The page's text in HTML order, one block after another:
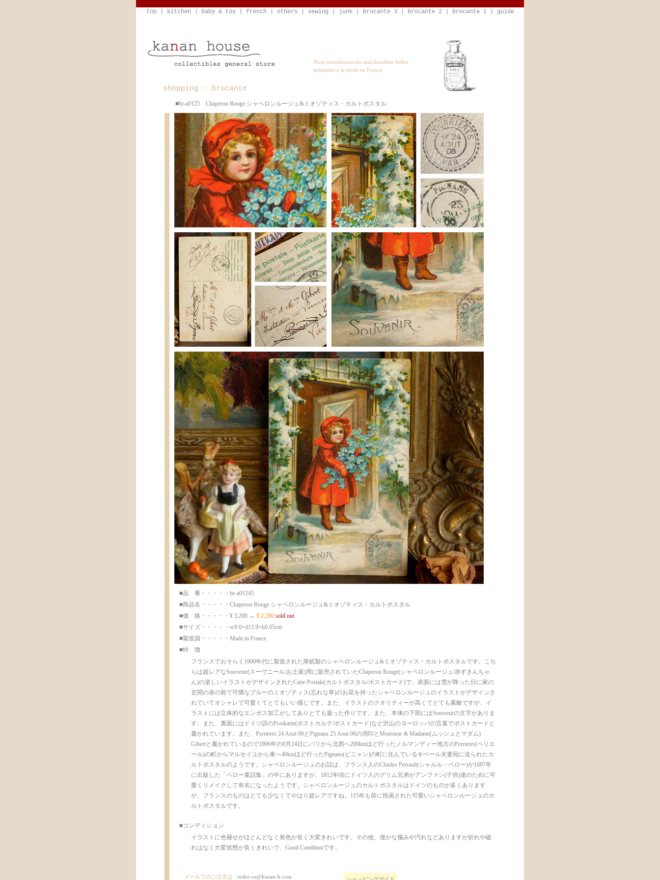
top| kitchen baby & toy| french others sewing junk| brocante 3| brocante 2| brocante 1| guide
Nous introduisons les marchandises belles
antiquites a la mode en France.
shopping : brocante
■br-a0125 Chaperon Rouge シャペロンルージュ&ミオゾティス・カルトポスタル
■品 番・・・・・br-a01245
■商品名・・・・・Chaperon Rouge シャペロンルージュ&ミオゾティス・カルトポスタル
■価 格・・・・・¥ 3,200 → ¥ 2,200sold out
■サイズ・・・・・w9.0×d13.9×h0.05cm
■製造国・・・・・Made in France
■特 徴
フランスでおそらく1900年代に製造された厚紙製のシャペロンルージュ&ミオゾティス・カルトポスタルです。こち
らは超レアなSouvenir(スーヴニール/お土産)用に販売されていたChaperon Rouge(シャペロンルージュ/赤ずきんちゃ
ん)の楽しいイラストがデザインされたCarte Postale(カルトポスタル/ポストカード)で、表面には雪が降った日に家の
玄関の扉の前で可憐なブルーのミオゾティス(忘れな草)のお花を持ったシャペロンルージュのイラストがデザインさ
れていてオシャレで可愛くてとてもいい感じです。また、イラストのクオリティーが高くてとても素敵ですが、イ
ラストには立体的なエンボス加工がしてありとても凝った作りです。また、本体の下部にはSouvenirの文字がありま
す。また、裏面にはドイツ語のPostkarte(ポストカルテ/ポストカード)など沢山のヨーロッパの言葉でポストカードと
書かれています。また、Perrieres 24 Aout 06とPignans 25 Aout 06の消印とMonsieur & Madame(ムッシュとマダム)
Gibertと書かれているので1906年の8月24日にバリから北西へ200kmほど行ったノルマンディー地方のPerrieres(ペリエ
ール)の町からマルセイユから東へ40kmほど行ったPignans(ピニャン)の町に住んでいるギベール夫妻宛に送られたカ
ルトポスタルのようです。シャペロンルージュのお話は、フランス人のCharles Perrault(シャルル・ペロー)が1697年
に出版した「ペロー童話集」の中にありますが、1812年頃にドイツ人のグリム兄弟がアンファン(子供)達のために可
愛くリメイクして有名になったようです。シャペロンルージュのカルトポスタルはドイツのものが多くあります
が、フランスのものはとても少なくてやはり超レアですね。115年も前に投函された可愛いシャペロンルージュのカ
ルトポスタルです。
■コンディション
イラストに色褪せがほとんどなく発色が良く大変きれいです。その他、僅かな傷みや汚れなどありますが折れや破
れはなく大変状態が良くきれいで、Good Conditionです。
メールでのご注文は : order-cu@kanan-h.com